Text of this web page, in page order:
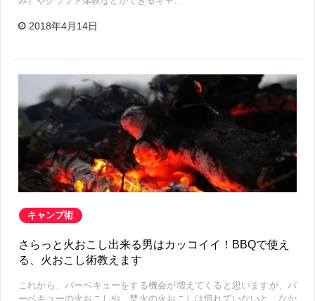
2018年4月14日
キャンプ術
さらっと火おこし出来る男はカッコイイ！BBQで使え
る、火おこし術教えます
これから、バーベキューをする機会が増えてくると思いますが、バ
ーベキューの火おこしや、焚火の火おこしは慣れていないと、なか